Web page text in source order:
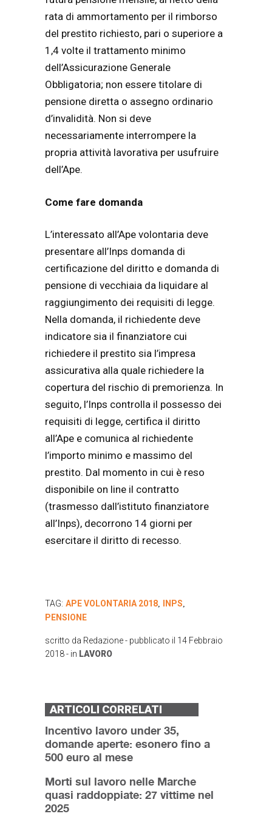
rata di ammortamento per il rimborso
del prestito richiesto, pari o superiore a
1,4 volte il trattamento minimo
dell’Assicurazione Generale
Obbligatoria; non essere titolare di
pensione diretta o assegno ordinario
d’invalidità. Non si deve
necessariamente interrompere la
propria attività lavorativa per usufruire
dell’Ape.
Come fare domanda
L’interessato all’Ape volontaria deve
presentare all’Inps domanda di
certificazione del diritto e domanda di
pensione di vecchiaia da liquidare al
raggiungimento dei requisiti di legge.
Nella domanda, il richiedente deve
indicatore sia il finanziatore cui
richiedere il prestito sia l’impresa
assicurativa alla quale richiedere la
copertura del rischio di premorienza. In
seguito, l’Inps controlla il possesso dei
requisiti di legge, certifica il diritto
all’Ape e comunica al richiedente
l’importo minimo e massimo del
prestito. Dal momento in cui è reso
disponibile on line il contratto
(trasmesso dall’istituto finanziatore
all’Inps), decorrono 14 giorni per
esercitare il diritto di recesso.
TAG: APE VOLONTARIA 2018, INPS,
PENSIONE
scritto da Redazione- pubblicato il 14 Febbraio
2018- in LAVORO
ARTICOLI CORRELATI
Incentivo lavoro under 35,
domande aperte: esonero fino a
500 euro al mese
Morti sul lavoro nelle Marche
quasi raddoppiate: 27 vittime nel
2025